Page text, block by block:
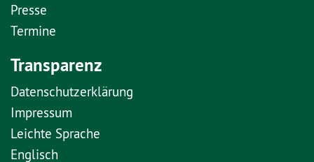
Presse
Termine
Transparenz
Datenschutzerklärung
Impressum
Leichte Sprache
Englisch